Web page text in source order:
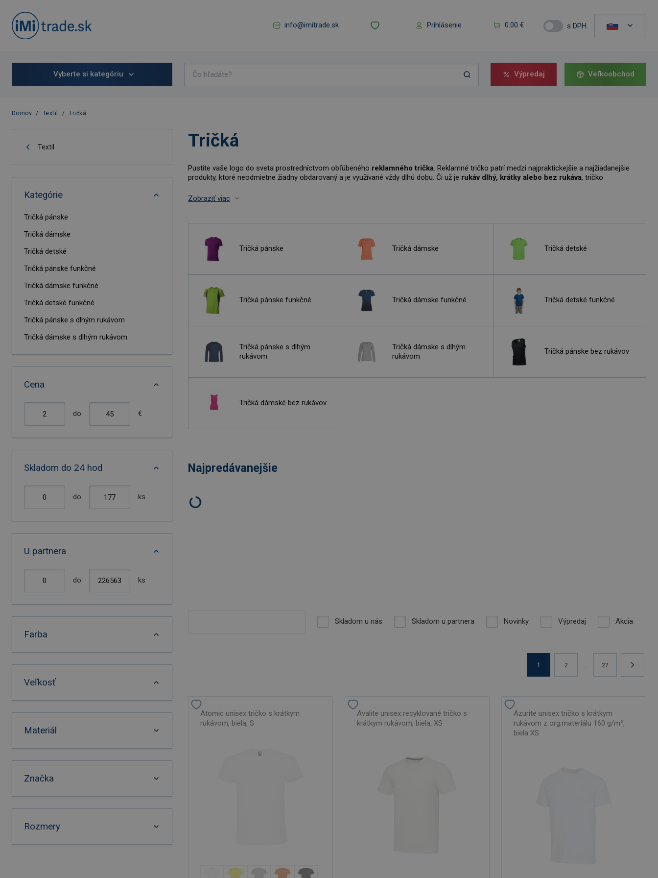
info@imitrade.sk Prihlásenie 0.00 € s DPH
Vyberte si kategóriu Výpredaj Veľkoobchod
Domov / Textil / Tričká
Textil
Kategórie
Tričká pánske
Tričká dámske
Tričká detské
Tričká pánske funkčné
Tričká dámske funkčné
Tričká detské funkčné
Tričká pánske s dlhým rukávom
Tričká dámske s dlhým rukávom
Tričká pánske bez rukávov
Cena
do €
Skladom do 24 hod
do ks
U partnera
do ks
Farba
Veľkosť
Materiál
Značka
Rozmery
Tričká
Pustite vaše logo do sveta prostredníctvom obľúbeného reklamného trička . Reklamné tričko patrí medzi najpraktickejšie a najžiadanejšie
produkty, ktoré neodmietne žiadny obdarovaný a je využívané vždy dlhú dobu. Či už je rukáv dlhý, krátky alebo bez rukáva, tričko
Zobraziť viac
Tričká pánske Tričká dámske Tričká detské
Tričká pánske funkčné Tričká dámske funkčné Tričká detské funkčné
Tričká pánske s dlhým
rukávom
Tričká dámske s dlhým
rukávom
Tričká pánske bez rukávov
Tričká dámské bez rukávov
Najpredávanejšie
Skladom u nás Skladom u partnera Novinky Výpredaj Akcia
1 2 27
Atomic unisex tričko s krátkym
rukávom, biela, S
Avalite unisex recyklované tričko s
krátkym rukávom, biela, XS
Azurite unisex tričko s krátkym
rukávom z org.materiálu 160 g/m²,
biela XS